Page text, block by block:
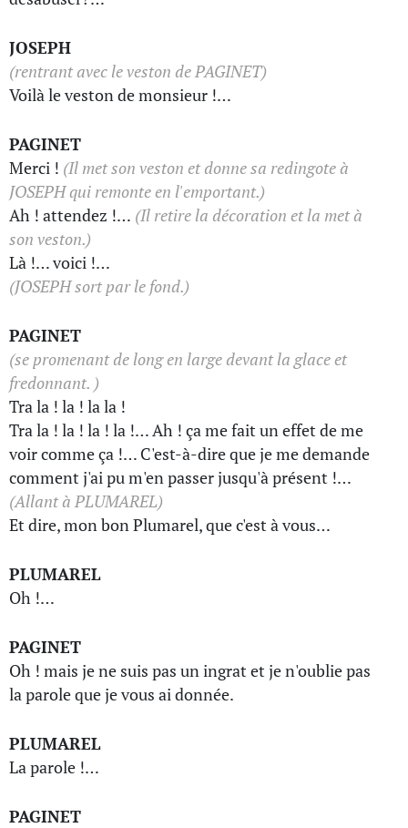
JOSEPH
(rentrant avec le veston de PAGINET)
Voilà le veston de monsieur !…
PAGINET
Merci ! (Il met son veston et donne sa redingote à
JOSEPH qui remonte en l'emportant.)
Ah ! attendez !… (Il retire la décoration et la met à
son veston.)
Là !… voici !…
(JOSEPH sort par le fond.)
PAGINET
(se promenant de long en large devant la glace et
fredonnant. )
Tra la ! la ! la la !
Tra la ! la ! la ! la !… Ah ! ça me fait un effet de me
voir comme ça !… C'est-à-dire que je me demande
comment j'ai pu m'en passer jusqu'à présent !…
(Allant à PLUMAREL)
Et dire, mon bon Plumarel, que c'est à vous…
PLUMAREL
Oh !…
PAGINET
Oh ! mais je ne suis pas un ingrat et je n'oublie pas
la parole que je vous ai donnée.
PLUMAREL
La parole !…
PAGINET